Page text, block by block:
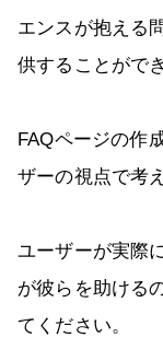
エンスが抱える
供することがで
FAQページの作
ザーの視点で考
ユーザーが実際
が彼らを助ける
てください。